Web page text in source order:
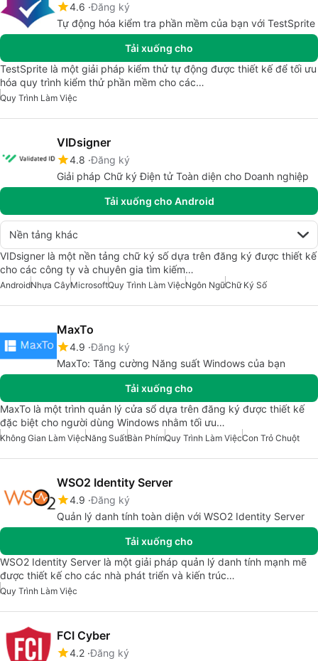
4.6 Đăng ký
Tự động hóa kiểm tra phần mềm của bạn với TestSprite
Tải xuống cho
TestSprite là một giải pháp kiểm thử tự động được thiết kế để tối ưu
hóa quy trình kiểm thử phần mềm cho các…
Quy Trình Làm Việc
VIDsigner
4.8 Đăng ký
Giải pháp Chữ ký Điện tử Toàn diện cho Doanh nghiệp
Tải xuống cho Android
Nền tảng khác
VIDsigner là một nền tảng chữ ký số dựa trên đăng ký được thiết kế
cho các công ty và chuyên gia tìm kiếm…
AndroidNhựa CâyMicrosoftQuy Trình Làm ViệcNgôn NgữChữ Ký Số
MaxTo
4.9 Đăng ký
MaxTo: Tăng cường Năng suất Windows của bạn
Tải xuống cho
MaxTo là một trình quản lý cửa sổ dựa trên đăng ký được thiết kế
đặc biệt cho người dùng Windows nhằm tối ưu…
Không Gian Làm ViệcNăng SuấtBàn PhímQuy Trình Làm ViệcCon Trỏ Chuột
WSO2 Identity Server
4.9 Đăng ký
Quản lý danh tính toàn diện với WSO2 Identity Server
Tải xuống cho
WSO2 Identity Server là một giải pháp quản lý danh tính mạnh mẽ
được thiết kế cho các nhà phát triển và kiến trúc…
Quy Trình Làm Việc
FCI Cyber
4.2 Đăng ký